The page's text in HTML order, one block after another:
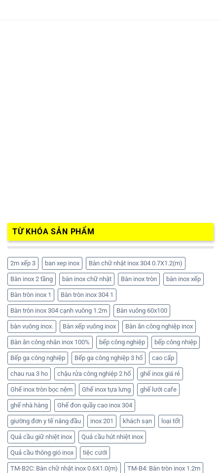
TỪ KHÓA SẢN PHẨM
2m xếp 3 ban xep inox Bàn chữ nhật inox 304 0.7X1.2(m)
Bàn inox 2 tầng bàn inox chữ nhật Bàn inox tròn bàn inox xếp
Bàn tròn inox 1 Bàn tròn inox 304 1
Bàn tròn inox 304 cạnh vuông 1.2m Bàn vuông 60x100
bàn vuông inox. Bàn xếp vuông inox Bàn ăn công nghiệp inox
Bàn ăn công nhân inox 100% bếp công nghiệp bếp công nhiệp
Bếp ga công nghiệp Bếp ga công nghiệp 3 hố cao cấp
chau rua 3 ho chậu rửa công nghiệp 2 hố ghế inox giá rẻ
Ghế inox tròn bọc nệm Ghế inox tựa lưng ghế lưới cafe
ghế nhà hàng Ghế đon quầy cao inox 304
giường đơn y tế nâng đầu inox 201 khách sạn loại tốt
Quả cầu giữ nhiệt inox Quả cầu hút nhiệt inox
Quả cầu thông gió inox tiệc cưới
TM-B2C: Bàn chữ nhật inox 0.6X1.0(m) TM-B4: Bàn tròn inox 1.2m